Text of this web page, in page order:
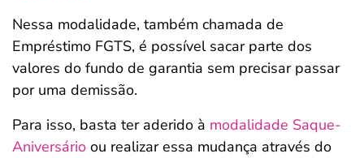
Nessa modalidade, também chamada de
Empréstimo FGTS, é possível sacar parte dos
valores do fundo de garantia sem precisar passar
por uma demissão.
Para isso, basta ter aderido à modalidade Saque-
Aniversário ou realizar essa mudança através do